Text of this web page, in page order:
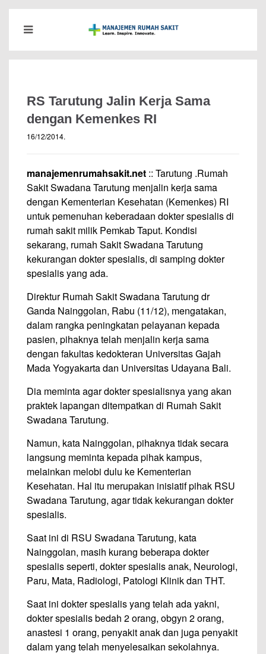
RS Tarutung Jalin Kerja Sama
dengan Kemenkes RI
16/12/2014.
manajemenrumahsakit.net :: Tarutung .Rumah
Sakit Swadana Tarutung menjalin kerja sama
dengan Kementerian Kesehatan (Kemenkes) RI
untuk pemenuhan keberadaan dokter spesialis di
rumah sakit milik Pemkab Taput. Kondisi
sekarang, rumah Sakit Swadana Tarutung
kekurangan dokter spesialis, di samping dokter
spesialis yang ada.
Direktur Rumah Sakit Swadana Tarutung dr
Ganda Nainggolan, Rabu (11/12), mengatakan,
dalam rangka peningkatan pelayanan kepada
pasien, pihaknya telah menjalin kerja sama
dengan fakultas kedokteran Universitas Gajah
Mada Yogyakarta dan Universitas Udayana Bali.
Dia meminta agar dokter spesialisnya yang akan
praktek lapangan ditempatkan di Rumah Sakit
Swadana Tarutung.
Namun, kata Nainggolan, pihaknya tidak secara
langsung meminta kepada pihak kampus,
melainkan melobi dulu ke Kementerian
Kesehatan. Hal itu merupakan inisiatif pihak RSU
Swadana Tarutung, agar tidak kekurangan dokter
spesialis.
Saat ini di RSU Swadana Tarutung, kata
Nainggolan, masih kurang beberapa dokter
spesialis seperti, dokter spesialis anak, Neurologi,
Paru, Mata, Radiologi, Patologi Klinik dan THT.
Saat ini dokter spesialis yang telah ada yakni,
dokter spesialis bedah 2 orang, obgyn 2 orang,
anastesi 1 orang, penyakit anak dan juga penyakit
dalam yang telah menyelesaikan sekolahnya.